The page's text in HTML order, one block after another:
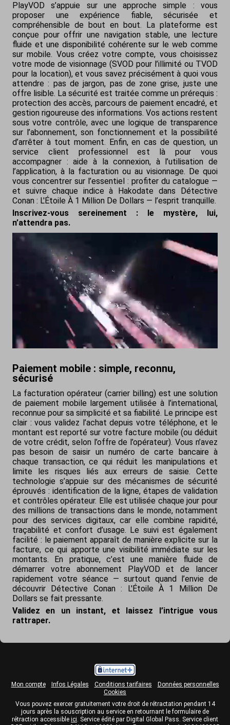
PlayVOD s’appuie sur une approche simple : vous
proposer une expérience fiable, sécurisée et
compréhensible de bout en bout. La plateforme est
conçue pour offrir une navigation stable, une lecture
fluide et une disponibilité cohérente sur le web comme
sur mobile. Vous créez votre compte, vous choisissez
votre mode de visionnage (SVOD pour l’illimité ou TVOD
pour la location), et vous savez précisément à quoi vous
attendre : pas de jargon, pas de zone grise, juste une
offre lisible. La sécurité est traitée comme un prérequis :
protection des accès, parcours de paiement encadré, et
gestion rigoureuse des informations. Vos actions restent
sous votre contrôle, avec une logique de transparence
sur l’abonnement, son fonctionnement et la possibilité
d’arrêter à tout moment. Enfin, en cas de question, un
service client professionnel est là pour vous
accompagner : aide à la connexion, à l’utilisation de
l’application, à la facturation ou au visionnage. De quoi
vous concentrer sur l’essentiel : profiter du catalogue —
et suivre chaque indice à Hakodate dans Détective
Conan : L'Étoile À 1 Million De Dollars — l’esprit tranquille.
Inscrivez-vous sereinement : le mystère, lui,
n’attendra pas.
Paiement mobile : simple, reconnu,
sécurisé
La facturation opérateur (carrier billing) est une solution
de paiement mobile largement utilisée à l’international,
reconnue pour sa simplicité et sa fiabilité. Le principe est
clair : vous validez l’achat depuis votre téléphone, et le
montant est reporté sur votre facture mobile (ou déduit
de votre crédit, selon l’offre de l’opérateur). Vous n’avez
pas besoin de saisir un numéro de carte bancaire à
chaque transaction, ce qui réduit les manipulations et
limite les risques liés aux erreurs de saisie. Cette
technologie s’appuie sur des mécanismes de sécurité
éprouvés : identification de la ligne, étapes de validation
et contrôles opérateur. Elle est utilisée chaque jour pour
des millions de transactions dans le monde, notamment
pour des services digitaux, car elle combine rapidité,
traçabilité et confort d’usage. Le suivi est également
facilité : le paiement apparaît de manière explicite sur la
facture, ce qui apporte une visibilité immédiate sur les
montants. En pratique, c’est une manière fluide de
démarrer votre abonnement PlayVOD et de lancer
rapidement votre séance — surtout quand l’envie de
découvrir Détective Conan : L'Étoile À 1 Million De
Dollars se fait pressante.
Validez en un instant, et laissez l’intrigue vous
rattraper.
Mon compte Infos Légales Conditions tarifaires
Données personnelles
Cookies
Vous pouvez exercer gratuitement votre droit de rétractation pendant 14
jours après la souscription au service en retournant le formulaire de
rétraction accessible ici . Service édité par Digital Global Pass. Service client